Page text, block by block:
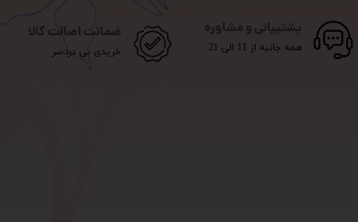
پشتیبانی و مشاوره
همه جانبه از 11 الی 21
ضمانت اصالت کالا
خریدی بی دردسر